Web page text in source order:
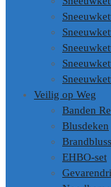
Veilig op Weg
Banden
Blusdeken
EHBO-set